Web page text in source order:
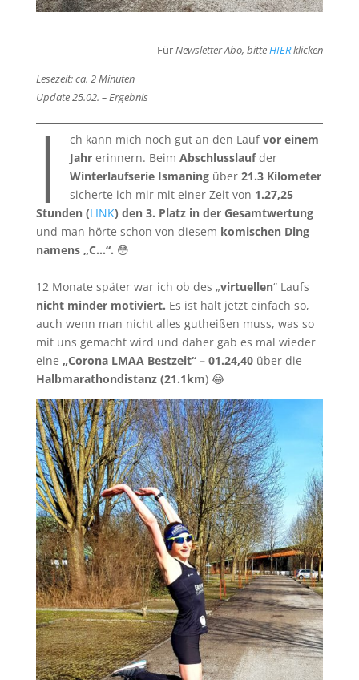
FürNewsletter Abo, bitteHIERklicken
Lesezeit: ca. 2 Minuten
Update 25.02. – Ergebnis
I ch kann mich noch gut an den Laufvor einem
Jahrerinnern. Beim Abschlusslaufder
Winterlaufserie Ismaningüber 21.3 Kilometer
sicherte ich mir mit einer Zeit von 1.27,25
Stunden (LINK) den 3. Platz in der Gesamtwertung
und man hörte schon von diesem komischen Ding
namens „C…“. 😳
12 Monate später war ich ob des „virtuellen“ Laufs
nicht minder motiviert. Es ist halt jetzt einfach so,
auch wenn man nicht alles gutheißen muss, was so
mit uns gemacht wird und daher gab es mal wieder
eine „Corona LMAA Bestzeit“ – 01.24,40 über die
Halbmarathondistanz (21.1km) 😂